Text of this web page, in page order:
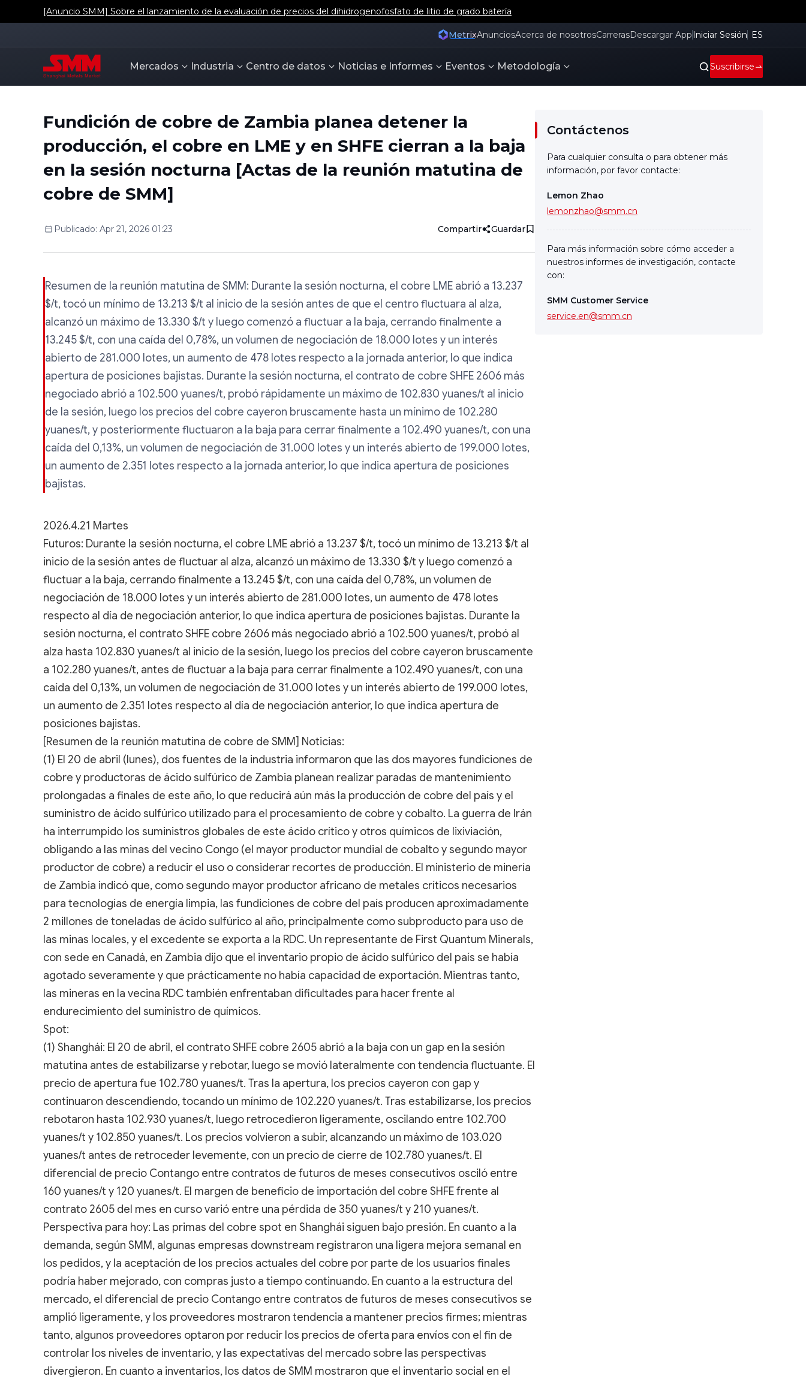
[Anuncio SMM] Sobre el lanzamiento de la evaluación de precios del dihidrogenofosfato de litio de grado batería
MetrixAnunciosAcerca de nosotrosCarrerasDescargar App Iniciar Sesión ES
Mercados Industria Centro de datos Noticias e Informes Eventos Metodología Suscribirse
Fundición de cobre de Zambia planea detener la
producción, el cobre en LME y en SHFE cierran a la baja
en la sesión nocturna [Actas de la reunión matutina de
cobre de SMM]
Publicado: Apr 21, 2026 01:23 Compartir Guardar
Resumen de la reunión matutina de SMM: Durante la sesión nocturna, el cobre LME abrió a 13.237
$/t, tocó un mínimo de 13.213 $/t al inicio de la sesión antes de que el centro fluctuara al alza,
alcanzó un máximo de 13.330 $/t y luego comenzó a fluctuar a la baja, cerrando finalmente a
13.245 $/t, con una caída del 0,78%, un volumen de negociación de 18.000 lotes y un interés
abierto de 281.000 lotes, un aumento de 478 lotes respecto a la jornada anterior, lo que indica
apertura de posiciones bajistas. Durante la sesión nocturna, el contrato de cobre SHFE 2606 más
negociado abrió a 102.500 yuanes/t, probó rápidamente un máximo de 102.830 yuanes/t al inicio
de la sesión, luego los precios del cobre cayeron bruscamente hasta un mínimo de 102.280
yuanes/t, y posteriormente fluctuaron a la baja para cerrar finalmente a 102.490 yuanes/t, con una
caída del 0,13%, un volumen de negociación de 31.000 lotes y un interés abierto de 199.000 lotes,
un aumento de 2.351 lotes respecto a la jornada anterior, lo que indica apertura de posiciones
bajistas.
2026.4.21 Martes
Futuros: Durante la sesión nocturna, el cobre LME abrió a 13.237 $/t, tocó un mínimo de 13.213 $/t al
inicio de la sesión antes de fluctuar al alza, alcanzó un máximo de 13.330 $/t y luego comenzó a
fluctuar a la baja, cerrando finalmente a 13.245 $/t, con una caída del 0,78%, un volumen de
negociación de 18.000 lotes y un interés abierto de 281.000 lotes, un aumento de 478 lotes
respecto al día de negociación anterior, lo que indica apertura de posiciones bajistas. Durante la
sesión nocturna, el contrato SHFE cobre 2606 más negociado abrió a 102.500 yuanes/t, probó al
alza hasta 102.830 yuanes/t al inicio de la sesión, luego los precios del cobre cayeron bruscamente
a 102.280 yuanes/t, antes de fluctuar a la baja para cerrar finalmente a 102.490 yuanes/t, con una
caída del 0,13%, un volumen de negociación de 31.000 lotes y un interés abierto de 199.000 lotes,
un aumento de 2.351 lotes respecto al día de negociación anterior, lo que indica apertura de
posiciones bajistas.
[Resumen de la reunión matutina de cobre de SMM] Noticias:
(1) El 20 de abril (lunes), dos fuentes de la industria informaron que las dos mayores fundiciones de
cobre y productoras de ácido sulfúrico de Zambia planean realizar paradas de mantenimiento
prolongadas a finales de este año, lo que reducirá aún más la producción de cobre del país y el
suministro de ácido sulfúrico utilizado para el procesamiento de cobre y cobalto. La guerra de Irán
ha interrumpido los suministros globales de este ácido crítico y otros químicos de lixiviación,
obligando a las minas del vecino Congo (el mayor productor mundial de cobalto y segundo mayor
productor de cobre) a reducir el uso o considerar recortes de producción. El ministerio de minería
de Zambia indicó que, como segundo mayor productor africano de metales críticos necesarios
para tecnologías de energía limpia, las fundiciones de cobre del país producen aproximadamente
2 millones de toneladas de ácido sulfúrico al año, principalmente como subproducto para uso de
las minas locales, y el excedente se exporta a la RDC. Un representante de First Quantum Minerals,
con sede en Canadá, en Zambia dijo que el inventario propio de ácido sulfúrico del país se había
agotado severamente y que prácticamente no había capacidad de exportación. Mientras tanto,
las mineras en la vecina RDC también enfrentaban dificultades para hacer frente al
endurecimiento del suministro de químicos.
Spot:
(1) Shanghái: El 20 de abril, el contrato SHFE cobre 2605 abrió a la baja con un gap en la sesión
matutina antes de estabilizarse y rebotar, luego se movió lateralmente con tendencia fluctuante. El
precio de apertura fue 102.780 yuanes/t. Tras la apertura, los precios cayeron con gap y
continuaron descendiendo, tocando un mínimo de 102.220 yuanes/t. Tras estabilizarse, los precios
rebotaron hasta 102.930 yuanes/t, luego retrocedieron ligeramente, oscilando entre 102.700
yuanes/t y 102.850 yuanes/t. Los precios volvieron a subir, alcanzando un máximo de 103.020
yuanes/t antes de retroceder levemente, con un precio de cierre de 102.780 yuanes/t. El
diferencial de precio Contango entre contratos de futuros de meses consecutivos osciló entre
160 yuanes/t y 120 yuanes/t. El margen de beneficio de importación del cobre SHFE frente al
contrato 2605 del mes en curso varió entre una pérdida de 350 yuanes/t y 210 yuanes/t.
Perspectiva para hoy: Las primas del cobre spot en Shanghái siguen bajo presión. En cuanto a la
demanda, según SMM, algunas empresas downstream registraron una ligera mejora semanal en
los pedidos, y la aceptación de los precios actuales del cobre por parte de los usuarios finales
podría haber mejorado, con compras justo a tiempo continuando. En cuanto a la estructura del
mercado, el diferencial de precio Contango entre contratos de futuros de meses consecutivos se
amplió ligeramente, y los proveedores mostraron tendencia a mantener precios firmes; mientras
tanto, algunos proveedores optaron por reducir los precios de oferta para envíos con el fin de
controlar los niveles de inventario, y las expectativas del mercado sobre las perspectivas
divergieron. En cuanto a inventarios, los datos de SMM mostraron que el inventario social en el
Contáctenos
Para cualquier consulta o para obtener más
información, por favor contacte:
Lemon Zhao
lemonzhao@smm.cn
Para más información sobre cómo acceder a
nuestros informes de investigación, contacte
con:
SMM Customer Service
service.en@smm.cn